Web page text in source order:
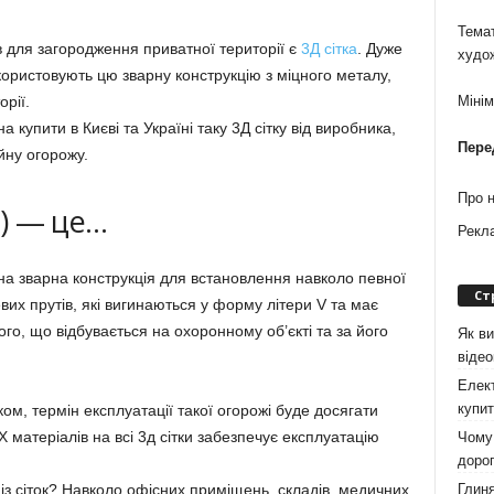
загородження приватної території є 3Д сітка . Дуже
цю зварну конструкцію з міцного металу,
в Києві та Україні таку 3Д сітку від виробника,
огорожу.
) — це…
конструкція для встановлення навколо певної
прутів, які вигинаються у форму літери V та має
що відбувається на охоронному об’єкті та за його
термін експлуатації такої огорожі буде досягати
на всі 3д сітки забезпечує експлуатацію
сіток? Навколо офісних приміщень, складів, медичних
Про
Як
Чому